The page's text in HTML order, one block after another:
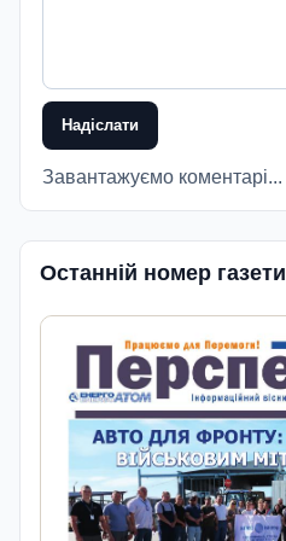
Надіслати
Завантажуємо коментарі...
Останній номер газети